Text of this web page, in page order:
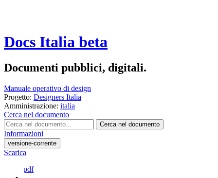
Docs Italia beta
Documenti pubblici, digitali.
Manuale operativo di design
Progetto: Designers Italia
Amministrazione: italia
Cerca nel documento
Cerca nel documento
Informazioni
versione-corrente
Scarica
pdf